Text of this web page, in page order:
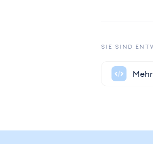
SIE SIND